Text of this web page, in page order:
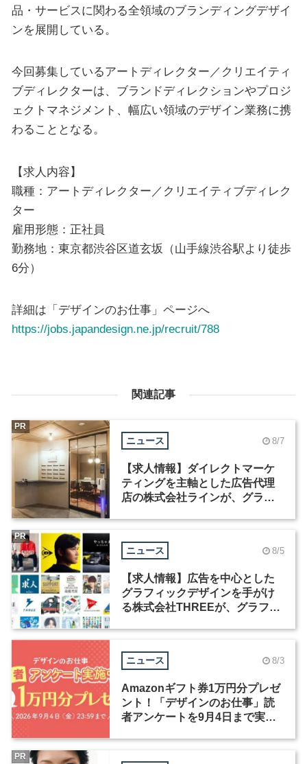
品・サービスに関わる全領域のブランディングデザイ
ンを展開している。
今回募集しているアートディレクター／クリエイティ
ブディレクターは、ブランドディレクションやプロジ
ェクトマネジメント、幅広い領域のデザイン業務に携
わることとなる。
【求人内容】
職種：アートディレクター／クリエイティブディレク
ター
雇用形態：正社員
勤務地：東京都渋谷区道玄坂（山手線渋谷駅より徒歩
6分）
詳細は「デザインのお仕事」ページへ
https://jobs.japandesign.ne.jp/recruit/788
関連記事
ニュース 8/7
【求人情報】ダイレクトマーケ
ティングを主軸とした広告代理
店の株式会社ラインが、グラフ
PR
ニュース 8/5
【求人情報】広告を中心とした
グラフィックデザインを手がけ
る株式会社THREEが、グラフィ
PR
ニュース 8/3
Amazonギフト券1万円分プレゼ
ント！「デザインのお仕事」読
者アンケートを9月4日まで実施
PR